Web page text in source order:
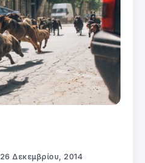
26 Δεκεμβρίου, 2014